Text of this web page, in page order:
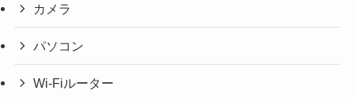
カメラ
パソコン
Wi-Fiルーター